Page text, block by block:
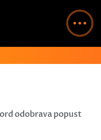
odobrava popust